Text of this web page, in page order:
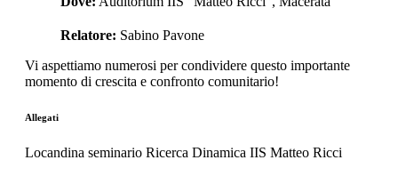
Relatore: Sabino Pavone
Vi aspettiamo numerosi per condividere questo importante
momento di crescita e confronto comunitario!
Allegati
Locandina seminario Ricerca Dinamica IIS Matteo Ricci